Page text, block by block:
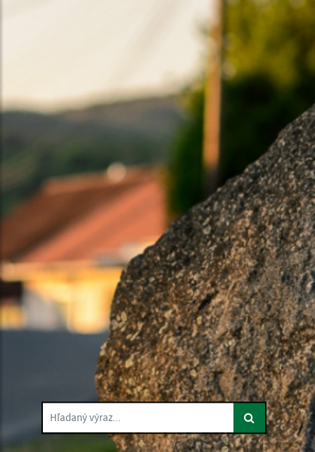
Hľadaný výraz...